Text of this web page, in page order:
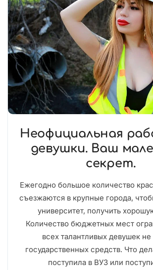
Неофициальная
девушки. Ваш
секрет.
Ежегодно большое количество
съезжаются в крупные города,
университет, получить
Количество бюджетных мест
всех талантливых девушек не
государственных средств. Что
поступила в ВУЗ или